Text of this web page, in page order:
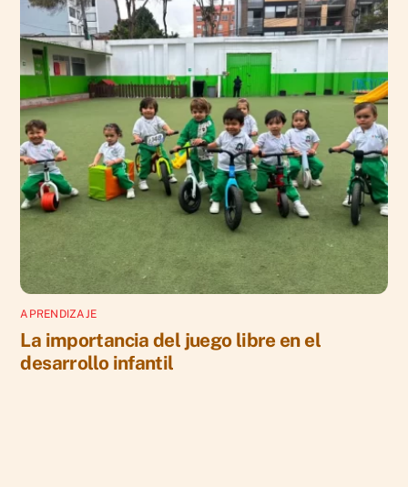
APRENDIZAJE
La importancia del juego libre en el
desarrollo infantil